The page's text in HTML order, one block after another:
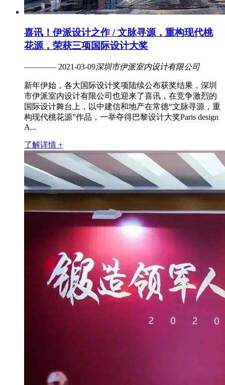
喜讯！伊派设计之作 / 文脉寻源，重构现代桃
花源，荣获三项国际设计大奖
———— 2021-03-09深圳市伊派室内设计有限公司
新年伊始，各大国际设计奖项陆续公布获奖结果，深圳
市伊派室内设计有限公司也迎来了喜讯，在竞争激烈的
国际设计舞台上，以中建信和地产在常德“文脉寻源，重
构现代桃花源”作品，一举夺得巴黎设计大奖Paris design
A...
了解详情 +